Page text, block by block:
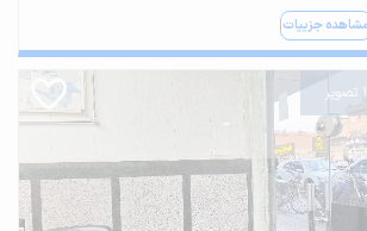
جزییات
1 تصویر